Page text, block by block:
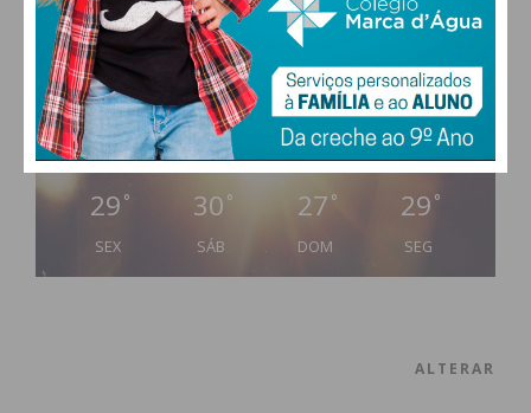
17°
77% humidade
vento: 1m/s S
MAX 17 • MIN 17
29 °
SEX
30 °
SÁB
27 °
DOM
29 °
SEG
ALTERAR